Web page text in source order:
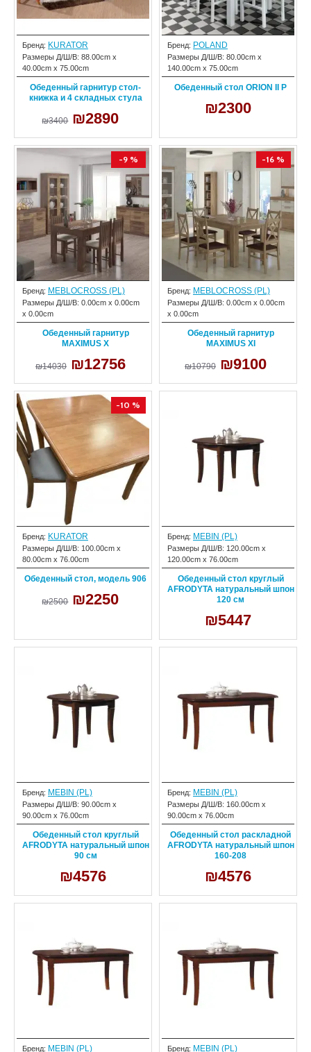
Бренд: KURATOR
Размеры Д/Ш/В: 88.00cm x
40.00cm x 75.00cm
Обеденный гарнитур стол-
книжка и 4 складных стула
₪3400 ₪2890
Бренд: POLAND
Размеры Д/Ш/В: 80.00cm x
140.00cm x 75.00cm
Обеденный стол ORION II P
₪2300
-9 %
Бренд: MEBLOCROSS (PL)
Размеры Д/Ш/В: 0.00cm x 0.00cm
x 0.00cm
Обеденный гарнитур
MAXIMUS X
₪14030 ₪12756
-16 %
Бренд: MEBLOCROSS (PL)
Размеры Д/Ш/В: 0.00cm x 0.00cm
x 0.00cm
Обеденный гарнитур
MAXIMUS XI
₪10790 ₪9100
-10 %
Бренд: KURATOR
Размеры Д/Ш/В: 100.00cm x
80.00cm x 76.00cm
Обеденный стол, модель 906
₪2500 ₪2250
Бренд: MEBIN (PL)
Размеры Д/Ш/В: 120.00cm x
120.00cm x 76.00cm
Обеденный стол круглый
AFRODYTA натуральный шпон
120 см
₪5447
Бренд: MEBIN (PL)
Размеры Д/Ш/В: 90.00cm x
90.00cm x 76.00cm
Обеденный стол круглый
AFRODYTA натуральный шпон
90 см
₪4576
Бренд: MEBIN (PL)
Размеры Д/Ш/В: 160.00cm x
90.00cm x 76.00cm
Обеденный стол раскладной
AFRODYTA натуральный шпон
160-208
₪4576
Бренд: MEBIN (PL) Бренд: MEBIN (PL)